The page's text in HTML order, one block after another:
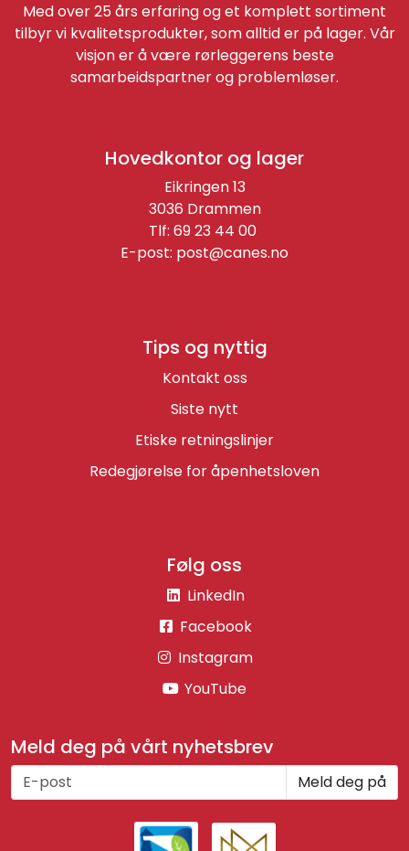
Med over 25 års erfaring og et komplett sortiment
tilbyr vi kvalitetsprodukter, som alltid er på lager. Vår
visjon er å være rørleggerens beste
samarbeidspartner og problemløser.
Meld deg på vårt nyhetsbrev
Meld deg på
Tips og nyttig
Kontakt oss
Siste nytt
Etiske retningslinjer
Redegjørelse for åpenhetsloven
Følg oss
LinkedIn
Facebook
Instagram
YouTube
Hovedkontor og lager
Eikringen 13
3036 Drammen
Tlf: 69 23 44 00
E-post: post@canes.no